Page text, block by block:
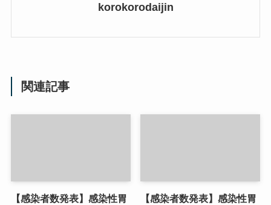
korokorodaijin
関連記事
【感染者数発表】感染性胃
【感染者数発表】感染性胃